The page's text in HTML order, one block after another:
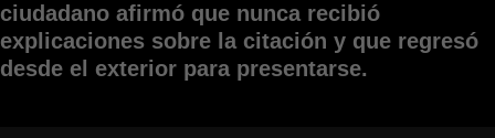
ciudadano afirmó que nunca recibió
explicaciones sobre la citación y que regresó
desde el exterior para presentarse.